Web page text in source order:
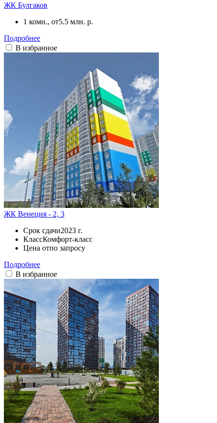
ЖК Булгаков
1 комн., от5.5 млн. р.
Подробнее
В избранное
ЖК Венеция - 2, 3
Срок сдачи2023 г.
КлассКомфорт-класс
Цена отпо запросу
Подробнее
В избранное